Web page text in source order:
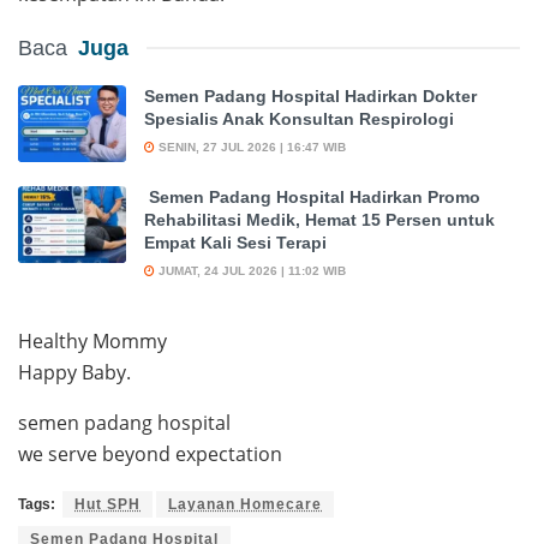
Baca Juga
Semen Padang Hospital Hadirkan Dokter
Spesialis Anak Konsultan Respirologi
SENIN, 27 JUL 2026 | 16:47 WIB
Semen Padang Hospital Hadirkan Promo
Rehabilitasi Medik, Hemat 15 Persen untuk
Empat Kali Sesi Terapi
JUMAT, 24 JUL 2026 | 11:02 WIB
Healthy Mommy
Happy Baby.
semen padang hospital
we serve beyond expectation
Tags: Hut SPH Layanan Homecare
Semen Padang Hospital